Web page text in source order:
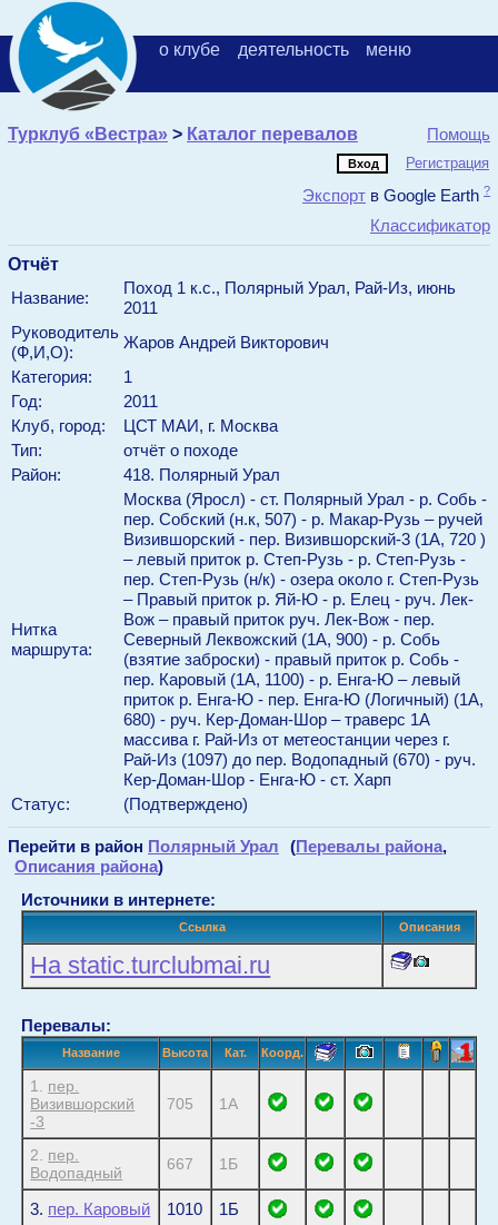
о клубе деятельность меню
Турклуб «Вестра» > Каталог перевалов Помощь
Регистрация
Экспорт в Google Earth ?
Классификатор
Отчёт
Название:
Поход 1 к.с., Полярный Урал, Рай-Из, июнь
2011
Руководитель
(Ф,И,О):
Жаров Андрей Викторович
Категория:
1
Год:
2011
Клуб, город:
ЦСТ МАИ, г. Москва
Тип:
отчёт о походе
Район:
418. Полярный Урал
Нитка
маршрута:
Москва (Яросл) - ст. Полярный Урал - р. Собь -
пер. Собский (н.к, 507) - р. Макар-Рузь – ручей
Визившорский - пер. Визившорский-3 (1А, 720 )
– левый приток р. Степ-Рузь - р. Степ-Рузь -
пер. Степ-Рузь (н/к) - озера около г. Степ-Рузь
– Правый приток р. Яй-Ю - р. Елец - руч. Лек-
Вож – правый приток руч. Лек-Вож - пер.
Северный Леквожский (1А, 900) - р. Собь
(взятие заброски) - правый приток р. Собь -
пер. Каровый (1А, 1100) - р. Енга-Ю – левый
приток р. Енга-Ю - пер. Енга-Ю (Логичный) (1А,
680) - руч. Кер-Доман-Шор – траверс 1А
массива г. Рай-Из от метеостанции через г.
Рай-Из (1097) до пер. Водопадный (670) - руч.
Кер-Доман-Шор - Енга-Ю - ст. Харп
Статус:
(Подтверждено)
Перейти в район Полярный Урал (Перевалы района,
Описания района)
Источники в интернете:
Ссылка Описания
На static.turclubmai.ru
Перевалы:
Название Высота Кат. Коорд.
1. пер.
Визившорский
-3
705 1А
2. пер.
Водопадный
667 1Б
3. пер. Каровый 1010 1Б